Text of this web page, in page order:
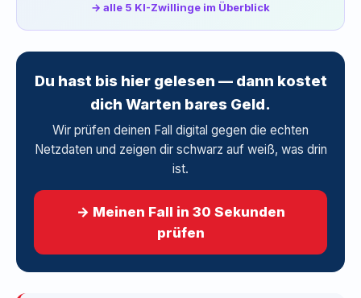
→ alle 5 KI-Zwillinge im Überblick
Du hast bis hier gelesen — dann kostet
dich Warten bares Geld.
Wir prüfen deinen Fall digital gegen die echten
Netzdaten und zeigen dir schwarz auf weiß, was drin
ist.
→ Meinen Fall in 30 Sekunden
prüfen